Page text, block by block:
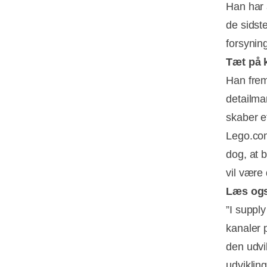
Han har
de
Tæt på
Han
skaber
dog, at
vil være
Læs
”I
kanaler
den